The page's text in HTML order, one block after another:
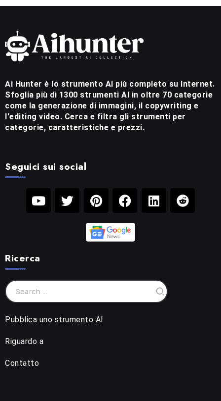
Ai Hunter è lo strumento AI più completo su Internet.
Sfoglia più di 1300 strumenti AI in oltre 70 categorie
come la generazione di immagini, il copywriting e
l'editing video. Cerca e filtra gli strumenti per
categorie, caratteristiche e prezzi.
Seguici sui social
Ricerca
Pubblica uno strumento AI
Riguardo a
Contatto